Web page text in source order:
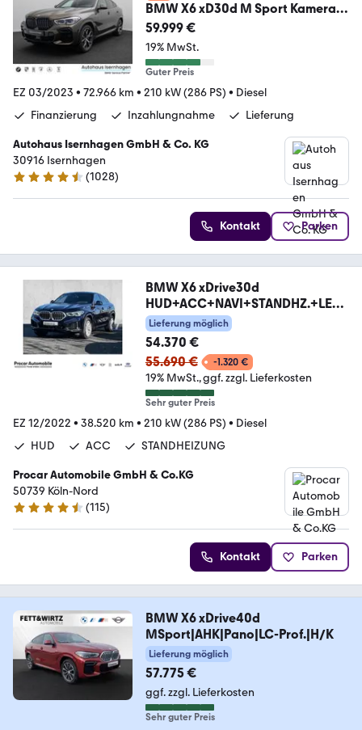
BMW X6 xD30d M Sport Kamera
Laser HUD DAB HiFi 21Zol
59.999 €
19% MwSt.
Guter Preis
EZ 03/2023 • 72.966 km • 210 kW (286 PS) • Diesel
Finanzierung
Inzahlungnahme Lieferung
Autohaus Isernhagen GmbH & Co. KG
30916 Isernhagen
4.5 Sterne
(1028)
Kontakt Parken
BMW X6 xDrive30d
HUD+ACC+NAVI+STANDHZ.+LED+
LASER+DAB
Lieferung möglich
54.370 €
55.690 €
-1.320 €
19% MwSt. ggf. zzgl. Lieferkosten
Sehr guter Preis
EZ 12/2022 • 38.520 km • 210 kW (286 PS) • Diesel
HUD
ACC STANDHEIZUNG
Procar Automobile GmbH & Co.KG
50739 Köln-Nord
4.7 Sterne
(115)
Kontakt Parken
BMW X6 xDrive40d
MSport|AHK|Pano|LC-Prof.|H/K
Lieferung möglich
57.775 €
ggf. zzgl. Lieferkosten
Sehr guter Preis